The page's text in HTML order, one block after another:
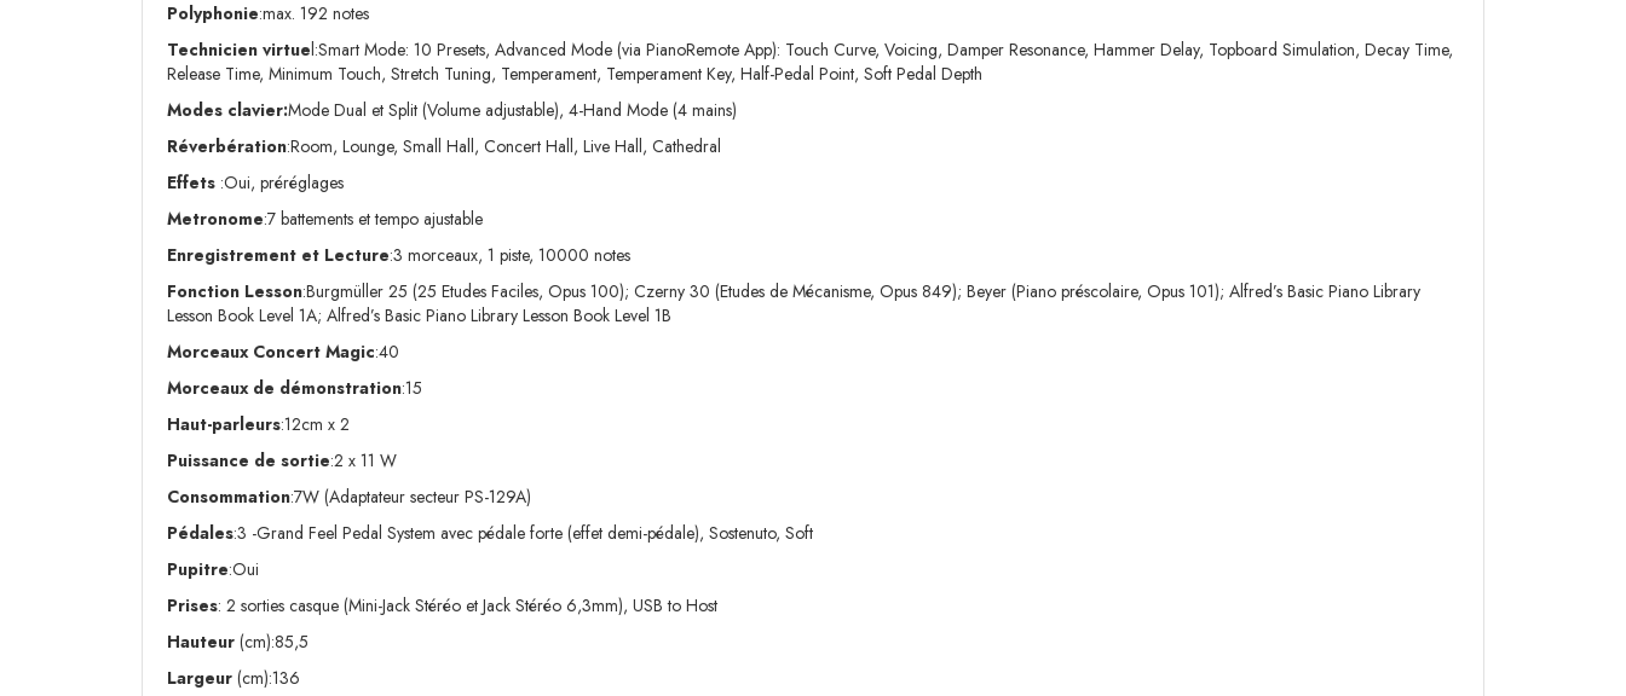
Polyphonie:max. 192 notes
Technicien virtuel:Smart Mode: 10 Presets, Advanced Mode (via PianoRemote App): Touch Curve, Voicing, Damper Resonance, Hammer Delay, Topboard Simulation, Decay Time,
Release Time, Minimum Touch, Stretch Tuning, Temperament, Temperament Key, Half-Pedal Point, Soft Pedal Depth
Modes clavier:Mode Dual et Split (Volume adjustable), 4-Hand Mode (4 mains)
Réverbération:Room, Lounge, Small Hall, Concert Hall, Live Hall, Cathedral
Effets :Oui, préréglages
Metronome:7 battements et tempo ajustable
Enregistrement et Lecture:3 morceaux, 1 piste, 10000 notes
Fonction Lesson:Burgmüller 25 (25 Etudes Faciles, Opus 100); Czerny 30 (Etudes de Mécanisme, Opus 849); Beyer (Piano préscolaire, Opus 101); Alfred’s Basic Piano Library
Lesson Book Level 1A; Alfred’s Basic Piano Library Lesson Book Level 1B
Morceaux Concert Magic:40
Morceaux de démonstration:15
Haut-parleurs:12cm x 2
Puissance de sortie:2 x 11 W
Consommation:7W (Adaptateur secteur PS-129A)
Pédales:3 -Grand Feel Pedal System avec pédale forte (effet demi-pédale), Sostenuto, Soft
Pupitre:Oui
Prises: 2 sorties casque (Mini-Jack Stéréo et Jack Stéréo 6,3mm), USB to Host
Hauteur (cm):85,5
Largeur (cm):136